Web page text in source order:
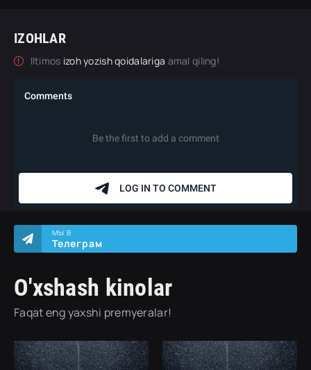
IZOHLAR
Iltimos izoh yozish qoidalariga amal qiling!
O'xshash kinolar
Faqat eng yaxshi premyeralar!
МЫ В
Телеграм